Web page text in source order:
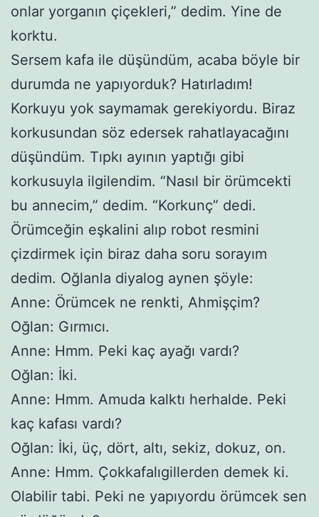
onlar yorganın çiçekleri,” dedim. Yine de
korktu.
Sersem kafa ile düşündüm, acaba böyle bir
durumda ne yapıyorduk? Hatırladım!
Korkuyu yok saymamak gerekiyordu. Biraz
korkusundan söz edersek rahatlayacağını
düşündüm. Tıpkı ayının yaptığı gibi
korkusuyla ilgilendim. “Nasıl bir örümcekti
bu annecim,” dedim. “Korkunç” dedi.
Örümceğin eşkalini alıp robot resmini
çizdirmek için biraz daha soru sorayım
dedim. Oğlanla diyalog aynen şöyle:
Anne: Örümcek ne renkti, Ahmişçim?
Oğlan: Gırmıcı.
Anne: Hmm. Peki kaç ayağı vardı?
Oğlan: İki.
Anne: Hmm. Amuda kalktı herhalde. Peki
kaç kafası vardı?
Oğlan: İki, üç, dört, altı, sekiz, dokuz, on.
Anne: Hmm. Çokkafalıgillerden demek ki.
Olabilir tabi. Peki ne yapıyordu örümcek sen